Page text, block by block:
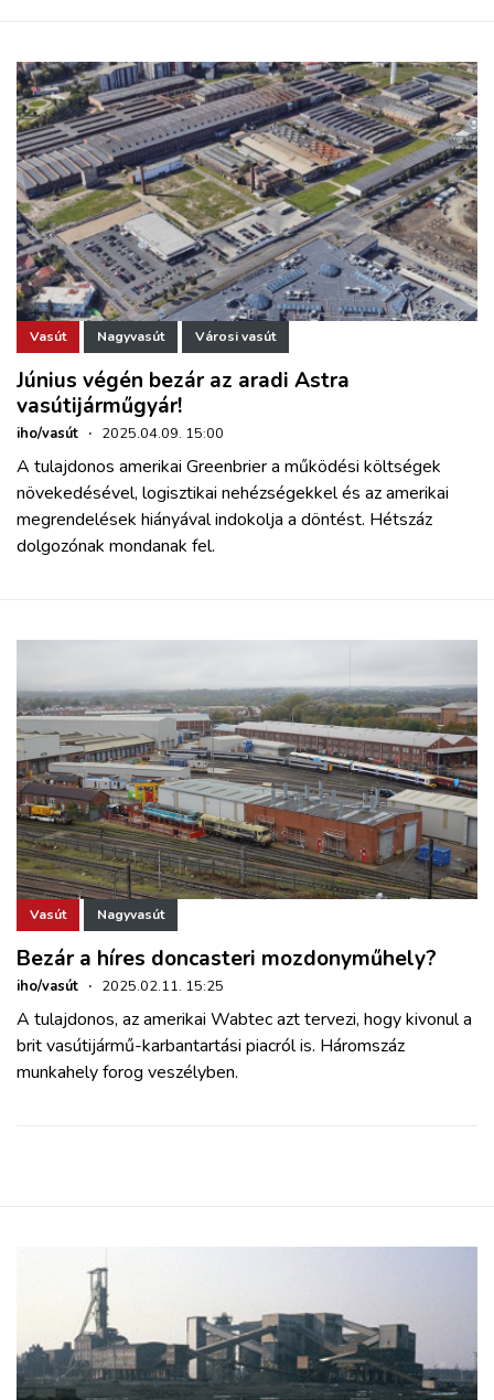
REGISZTRÁCIÓ
Vasút Nagyvasút Városi vasút
Június végén bezár az aradi Astra
vasútijárműgyár!
iho/vasút · 2025.04.09. 15:00
A tulajdonos amerikai Greenbrier a működési költségek
növekedésével, logisztikai nehézségekkel és az amerikai
megrendelések hiányával indokolja a döntést. Hétszáz
dolgozónak mondanak fel.
Vasút Nagyvasút
Bezár a híres doncasteri mozdonyműhely?
iho/vasút · 2025.02.11. 15:25
A tulajdonos, az amerikai Wabtec azt tervezi, hogy kivonul a
brit vasútijármű-karbantartási piacról is. Háromszáz
munkahely forog veszélyben.